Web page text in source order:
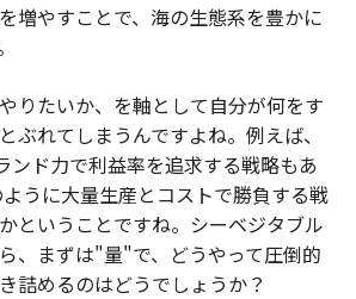
増やすことで、海の生態系を豊かに
りたいか、を軸として自分が何をす
ぶれてしまうんですよね。例えば、
ンド力で利益率を追求する戦略もあ
うに大量生産とコストで勝負する戦
ということですね。シーベジタブル
、まずは"量"で、どうやって圧倒的
詰めるのはどうでしょうか？